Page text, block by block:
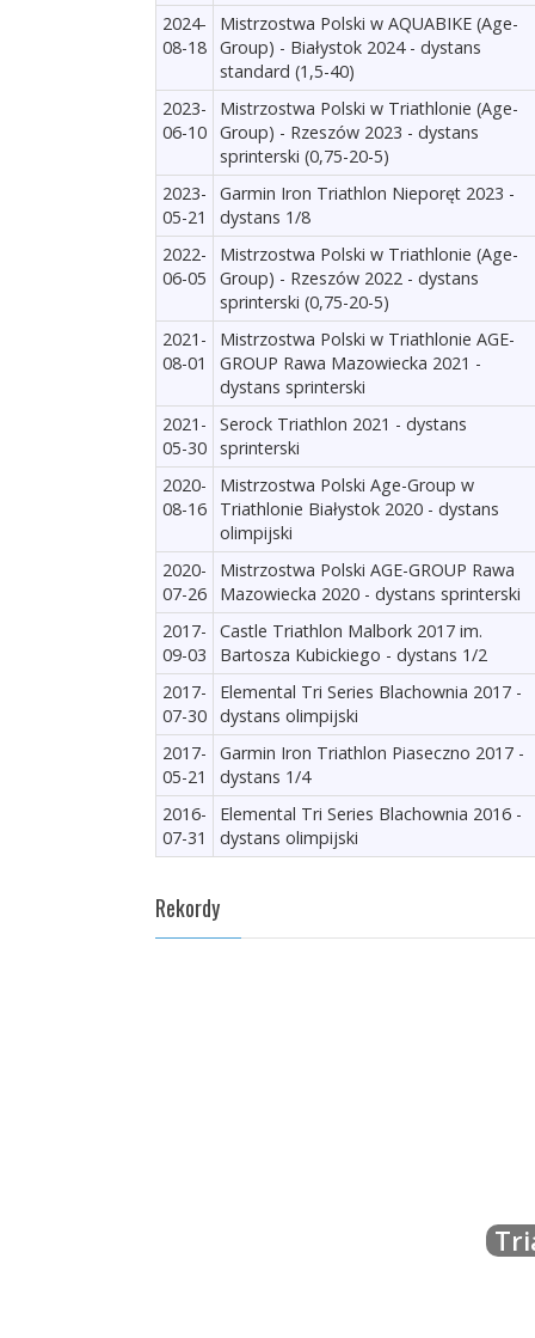
2024-
08-18
Mistrzostwa Polski w AQUABIKE (Age-
Group) - Białystok 2024 - dystans
standard (1,5-40)
2023-
06-10
Mistrzostwa Polski w Triathlonie (Age-
Group) - Rzeszów 2023 - dystans
sprinterski (0,75-20-5)
2023-
05-21
Garmin Iron Triathlon Nieporęt 2023 -
dystans 1/8
2022-
06-05
Mistrzostwa Polski w Triathlonie (Age-
Group) - Rzeszów 2022 - dystans
sprinterski (0,75-20-5)
2021-
08-01
Mistrzostwa Polski w Triathlonie AGE-
GROUP Rawa Mazowiecka 2021 -
dystans sprinterski
2021-
05-30
Serock Triathlon 2021 - dystans
sprinterski
2020-
08-16
Mistrzostwa Polski Age-Group w
Triathlonie Białystok 2020 - dystans
olimpijski
2020-
07-26
Mistrzostwa Polski AGE-GROUP Rawa
Mazowiecka 2020 - dystans sprinterski
2017-
09-03
Castle Triathlon Malbork 2017 im.
Bartosza Kubickiego - dystans 1/2
2017-
07-30
Elemental Tri Series Blachownia 2017 -
dystans olimpijski
2017-
05-21
Garmin Iron Triathlon Piaseczno 2017 -
dystans 1/4
2016-
07-31
Elemental Tri Series Blachownia 2016 -
dystans olimpijski
Rekordy